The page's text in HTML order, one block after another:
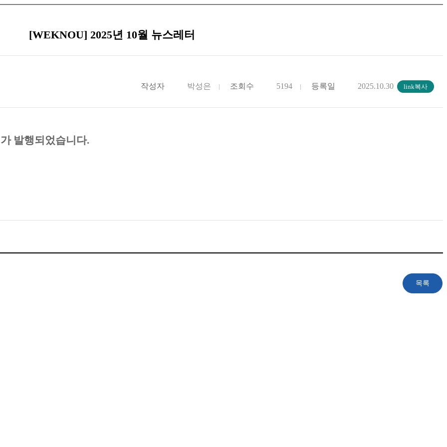
[WEKNOU] 2025년 10월 뉴스레터
작성자 박성은 조회수 5194 등록일 2025.10.30
발행되었습니다.